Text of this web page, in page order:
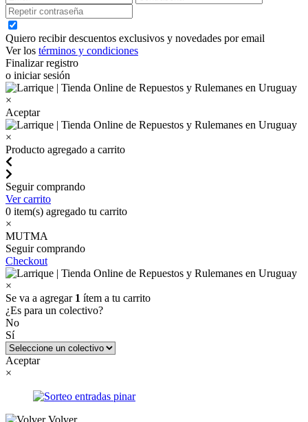
Quiero recibir descuentos exclusivos y novedades por email
Ver los términos y condiciones
Finalizar registro
o iniciar sesión
×
Aceptar
×
Producto agregado a carrito
Seguir comprando
Ver carrito
0 item(s) agregado tu carrito
×
MUTMA
Seguir comprando
Checkout
×
Se va a agregar 1 ítem a tu carrito
¿Es para un colectivo?
No
Sí
Aceptar
×
Volver